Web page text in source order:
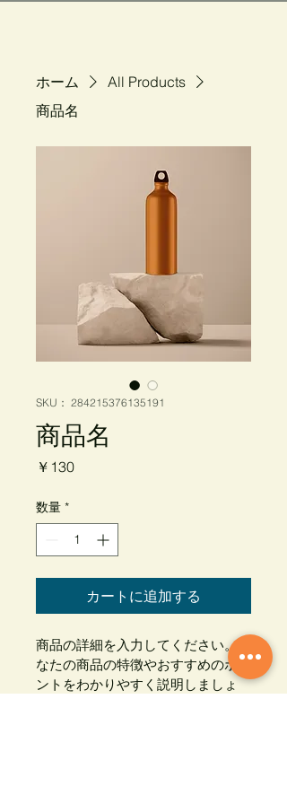
ホーム
All Products
商品名
SKU： 284215376135191
商品名
￥130価
数量 *
カートに追加する
商品の詳細を入力してください。あ
なたの商品の特徴やおすすめのポイ
ントをわかりやすく説明しましょ